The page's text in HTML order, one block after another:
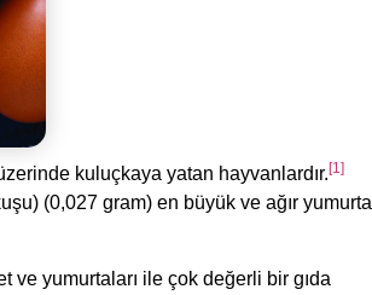
kuluçkaya yatan hayvanlardır. [1]
(0,027 gram) en büyük ve ağır yumurta
yumurtaları ile çok değerli bir gıda